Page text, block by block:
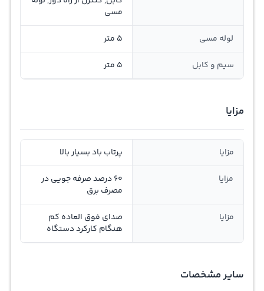
مسی
لوله مسی 5 متر
سیم و کابل 5 متر
مزایا
مزایا پرتاب باد بسیار بالا
مزایا
60 درصد صرفه جویی در
مصرف برق
مزایا
صدای فوق العاده کم
هنگام کارکرد دستگاه
سایر مشخصات